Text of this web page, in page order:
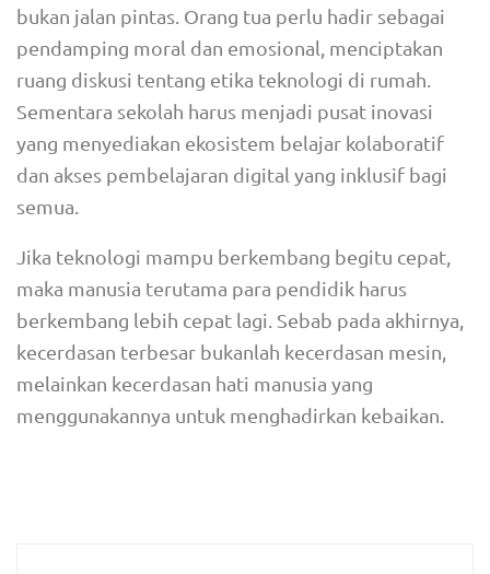
bukan jalan pintas. Orang tua perlu hadir sebagai
pendamping moral dan emosional, menciptakan
ruang diskusi tentang etika teknologi di rumah.
Sementara sekolah harus menjadi pusat inovasi
yang menyediakan ekosistem belajar kolaboratif
dan akses pembelajaran digital yang inklusif bagi
semua.
Jika teknologi mampu berkembang begitu cepat,
maka manusia terutama para pendidik harus
berkembang lebih cepat lagi. Sebab pada akhirnya,
kecerdasan terbesar bukanlah kecerdasan mesin,
melainkan kecerdasan hati manusia yang
menggunakannya untuk menghadirkan kebaikan.